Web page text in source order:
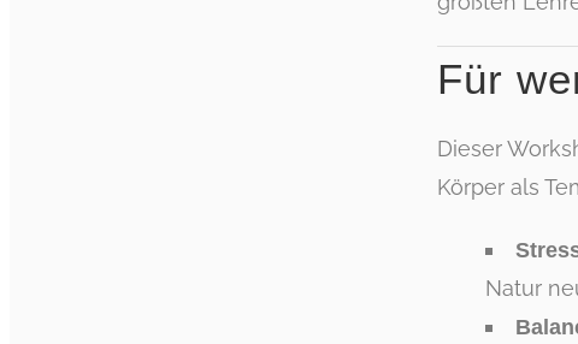
Für
Dieser
Körper als
Natur